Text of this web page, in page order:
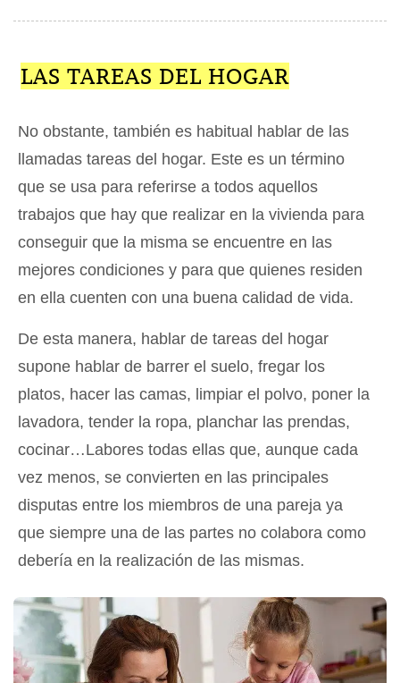
LAS TAREAS DEL HOGAR
No obstante, también es habitual hablar de las
llamadas tareas del hogar. Este es un término
que se usa para referirse a todos aquellos
trabajos que hay que realizar en la vivienda para
conseguir que la misma se encuentre en las
mejores condiciones y para que quienes residen
en ella cuenten con una buena calidad de vida.
De esta manera, hablar de tareas del hogar
supone hablar de barrer el suelo, fregar los
platos, hacer las camas, limpiar el polvo, poner la
lavadora, tender la ropa, planchar las prendas,
cocinar…Labores todas ellas que, aunque cada
vez menos, se convierten en las principales
disputas entre los miembros de una pareja ya
que siempre una de las partes no colabora como
debería en la realización de las mismas.